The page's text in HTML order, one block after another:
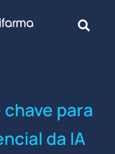
para
da IA